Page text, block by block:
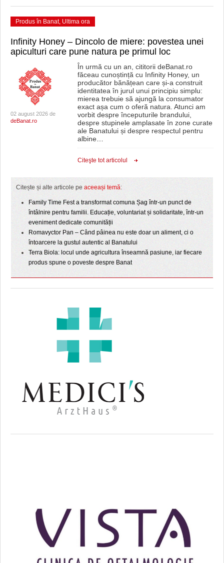
Produs în Banat, Ultima ora
Infinity Honey – Dincolo de miere: povestea unei
apiculturi care pune natura pe primul loc
02 august 2026 de
deBanat.ro
În urmă cu un an, cititorii deBanat.ro
făceau cunoștință cu Infinity Honey, un
producător bănățean care și-a construit
identitatea în jurul unui principiu simplu:
mierea trebuie să ajungă la consumator
exact așa cum o oferă natura. Atunci am
vorbit despre începuturile brandului,
despre stupinele amplasate în zone curate
ale Banatului și despre respectul pentru
albine…
Citeşte tot articolul
Citește și alte articole pe aceeași temă:
Family Time Fest a transformat comuna Șag într-un punct de
întâlnire pentru familii. Educație, voluntariat și solidaritate, într-un
eveniment dedicate comunității
Romavyctor Pan – Când pâinea nu este doar un aliment, ci o
întoarcere la gustul autentic al Banatului
Terra Biola: locul unde agricultura înseamnă pasiune, iar fiecare
produs spune o poveste despre Banat